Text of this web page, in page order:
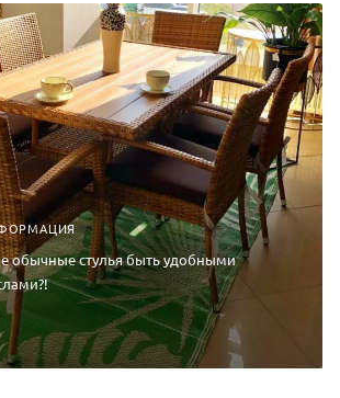
обычные стулья быть удобными